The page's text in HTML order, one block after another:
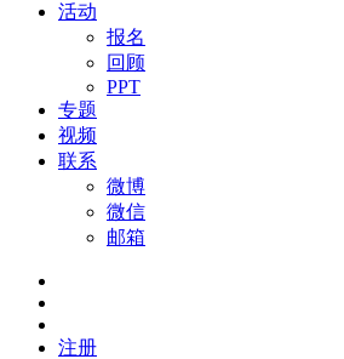
活动
报名
回顾
PPT
专题
视频
联系
微博
微信
邮箱
注册